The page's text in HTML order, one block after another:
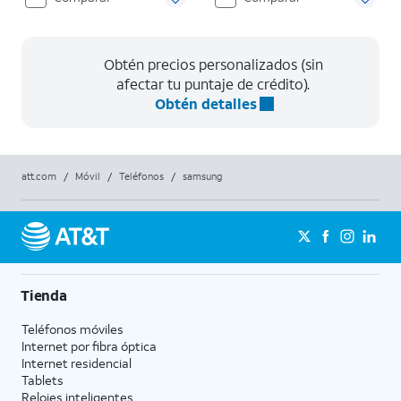
Obtén precios personalizados (sin
afectar tu puntaje de crédito).
Obtén detalles
att.com / Móvil / Teléfonos / samsung
Tienda
Teléfonos móviles
Internet por fibra óptica
Internet residencial
Tablets
Relojes inteligentes